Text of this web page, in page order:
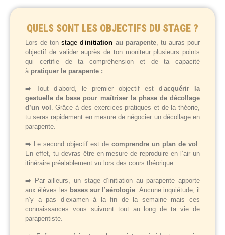
QUELS SONT LES OBJECTIFS DU STAGE ?
Lors de tonstage d’initiation au parapente, tu auras pour
objectif de valider auprès de ton moniteur plusieurs points
qui certifie de ta compréhension et de ta capacité
à pratiquer le parapente :
➡️ Tout d’abord, le premier objectif est d’acquérir la
gestuelle de base pour maîtriser la phase de décollage
d’un vol
. Grâce à des exercices pratiques et de la théorie,
tu seras rapidement en mesure de négocier un décollage en
parapente.
➡️ Le second objectif est de comprendre un plan de vol
En effet, tu devras être en mesure de reproduire en l’air un
itinéraire préalablement vu lors des cours théorique.
➡️ Par ailleurs, un stage d’initiation au parapente apporte
aux élèves les bases sur l’aérologie . Aucune inquiétude, il
n’y a pas d’examen à la fin de la semaine mais ces
connaissances vous suivront tout au long de ta vie de
parapentiste.